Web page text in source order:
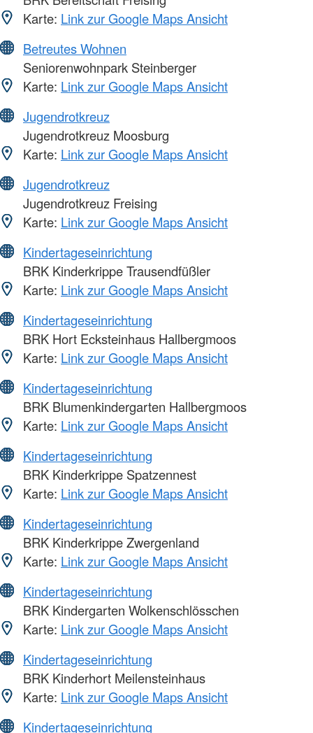
Karte: Link zur Google Maps Ansicht
Betreutes Wohnen
Seniorenwohnpark Steinberger
Karte: Link zur Google Maps Ansicht
Jugendrotkreuz
Jugendrotkreuz Moosburg
Karte: Link zur Google Maps Ansicht
Jugendrotkreuz
Jugendrotkreuz Freising
Karte: Link zur Google Maps Ansicht
Kindertageseinrichtung
BRK Kinderkrippe Trausendfüßler
Karte: Link zur Google Maps Ansicht
Kindertageseinrichtung
BRK Hort Ecksteinhaus Hallbergmoos
Karte: Link zur Google Maps Ansicht
Kindertageseinrichtung
BRK Blumenkindergarten Hallbergmoos
Karte: Link zur Google Maps Ansicht
Kindertageseinrichtung
BRK Kinderkrippe Spatzennest
Karte: Link zur Google Maps Ansicht
Kindertageseinrichtung
BRK Kinderkrippe Zwergenland
Karte: Link zur Google Maps Ansicht
Kindertageseinrichtung
BRK Kindergarten Wolkenschlösschen
Karte: Link zur Google Maps Ansicht
Kindertageseinrichtung
BRK Kinderhort Meilensteinhaus
Karte: Link zur Google Maps Ansicht
Kindertageseinrichtung